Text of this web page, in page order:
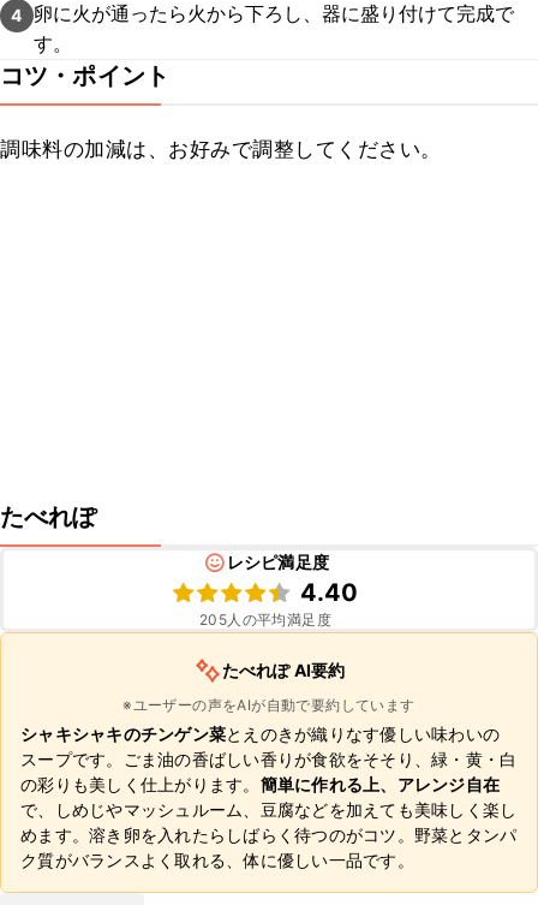
4
卵に火が通ったら火から下ろし、器に盛り付けて完成で
す。
コツ・ポイント
調味料の加減は、お好みで調整してください。
たべれぽ
レシピ満足度
4.40
205人の平均満足度
たべれぽ AI要約
※ユーザーの声をAIが自動で要約しています
シャキシャキのチンゲン菜とえのきが織りなす優しい味わいの
スープです。ごま油の香ばしい香りが食欲をそそり、緑・黄・白
の彩りも美しく仕上がります。 簡単に作れる上、アレンジ自在
で、しめじやマッシュルーム、豆腐などを加えても美味しく楽し
めます。溶き卵を入れたらしばらく待つのがコツ。野菜とタンパ
ク質がバランスよく取れる、体に優しい一品です。